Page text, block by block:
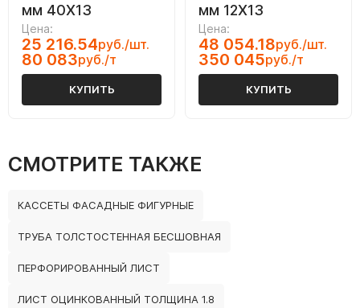
мм 40Х13
Цена:
25 216.54руб./шт.
80 083руб./т
КУПИТЬ
мм 12Х13
Цена:
48 054.18руб./шт.
350 045руб./т
КУПИТЬ
СМОТРИТЕ ТАКЖЕ
КАССЕТЫ ФАСАДНЫЕ ФИГУРНЫЕ
ТРУБА ТОЛСТОСТЕННАЯ БЕСШОВНАЯ
ПЕРФОРИРОВАННЫЙ ЛИСТ
ЛИСТ ОЦИНКОВАННЫЙ ТОЛЩИНА 1.8